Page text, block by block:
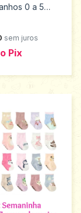
0 a 5
826/786/551
sem juros
Pix